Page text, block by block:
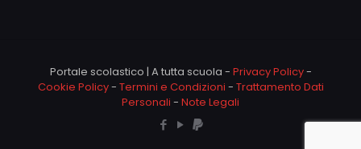
Portale scolastico | A tutta scuola - Privacy Policy-
Cookie Policy- Termini e Condizioni - Trattamento Dati
Personali - Note Legali